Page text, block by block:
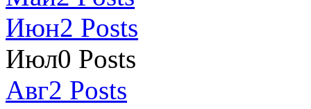
Июн2 Posts
Июл0 Posts
Авг2 Posts